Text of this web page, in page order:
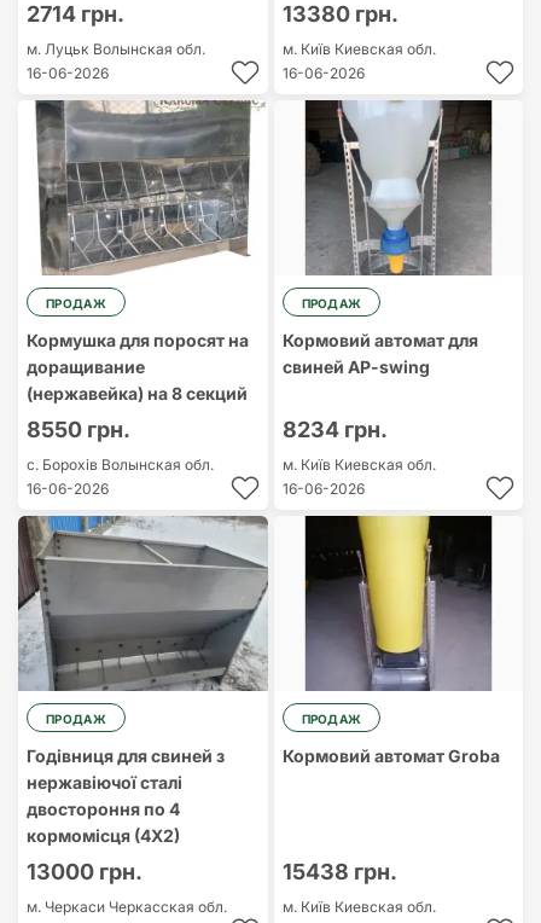
2714 грн.
м. Луцьк Волынская обл.
16-06-2026
13380 грн.
м. Київ Киевская обл.
16-06-2026
ПРОДАЖ
Кормушка для поросят на
доращивание
(нержавейка) на 8 секций
8550 грн.
с. Борохів Волынская обл.
16-06-2026
ПРОДАЖ
Кормовий автомат для
свиней AP-swing
8234 грн.
м. Київ Киевская обл.
16-06-2026
ПРОДАЖ
Годівниця для свиней з
нержавіючої сталі
двостороння по 4
кормомісця (4Х2)
13000 грн.
м. Черкаси Черкасская обл.
ПРОДАЖ
Кормовий автомат Groba
15438 грн.
м. Київ Киевская обл.